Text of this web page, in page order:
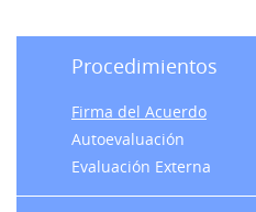
Procedimientos
Firma del Acuerdo
Autoevaluación
Evaluación Externa